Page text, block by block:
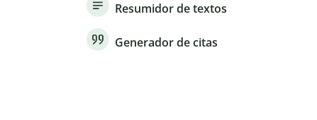
Resumidor de textos
Generador de citas